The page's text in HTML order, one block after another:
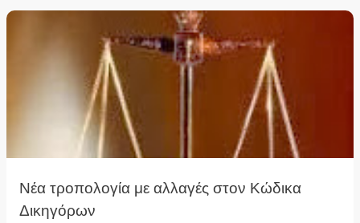
Νέα τροπολογία με αλλαγές στον Κώδικα
Δικηγόρων